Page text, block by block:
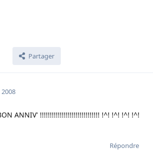
Partager
ANNIV' !!!!!!!!!!!!!!!!!!!!!!!!!!!!!! !^! !^! !^! !^!
Répondre